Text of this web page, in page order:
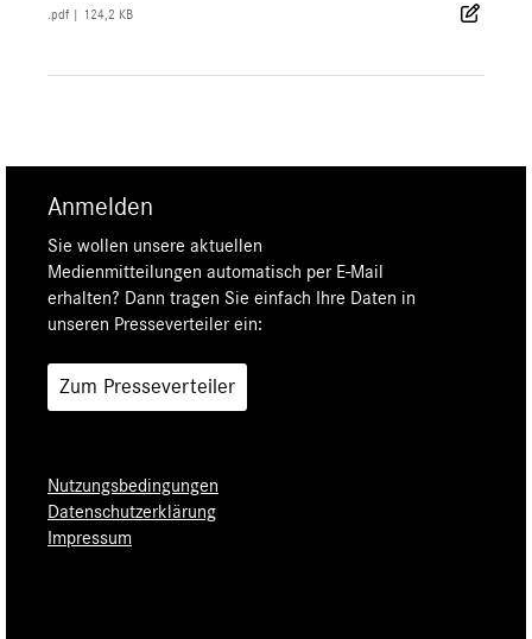
.pdf 124,2 KB
Anmelden
Sie wollen unsere aktuellen
Medienmitteilungen automatisch per E-Mail
erhalten? Dann tragen Sie einfach Ihre Daten in
unseren Presseverteiler ein:
Zum Presseverteiler
Nutzungsbedingungen
Datenschutzerklärung
Impressum